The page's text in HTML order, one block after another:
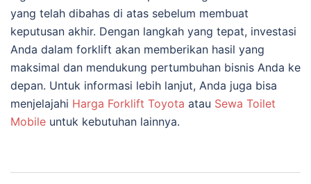
yang telah dibahas di atas sebelum membuat
keputusan akhir. Dengan langkah yang tepat, investasi
Anda dalam forklift akan memberikan hasil yang
maksimal dan mendukung pertumbuhan bisnis Anda ke
depan. Untuk informasi lebih lanjut, Anda juga bisa
menjelajahi Harga Forklift Toyota atau Sewa Toilet
Mobile untuk kebutuhan lainnya.